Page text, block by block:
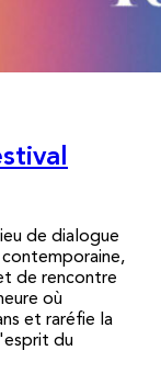
de dialogue
de rencontre
où
et raréfie la
du